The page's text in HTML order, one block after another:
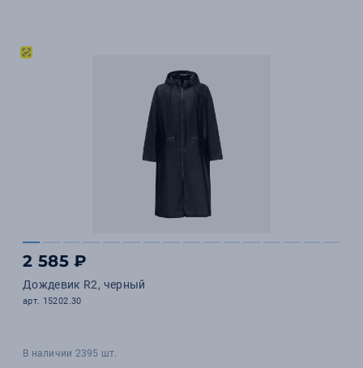
2 585 ₽
Дождевик R2, черный
арт. 15202.30
В наличии 2395 шт.